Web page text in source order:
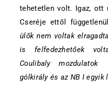
tehetetlen volt. Igaz, ott
Cseréje ettől
ülők nem voltak
is felfedezhetőek
Coulibaly
gólkirály és az NB I